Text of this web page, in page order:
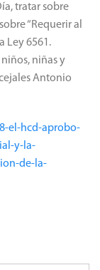
tratar sobre
“Requerir al
Ley 6561.
niñas y
Antonio
el-hcd-aprobo-
y-la-
de-la-